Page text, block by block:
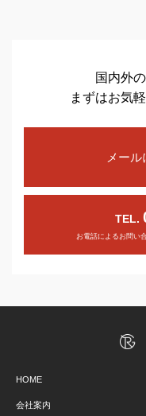
国内外
まずはお気
メー
TEL.
お電話によるお問い
HOME
会社案内